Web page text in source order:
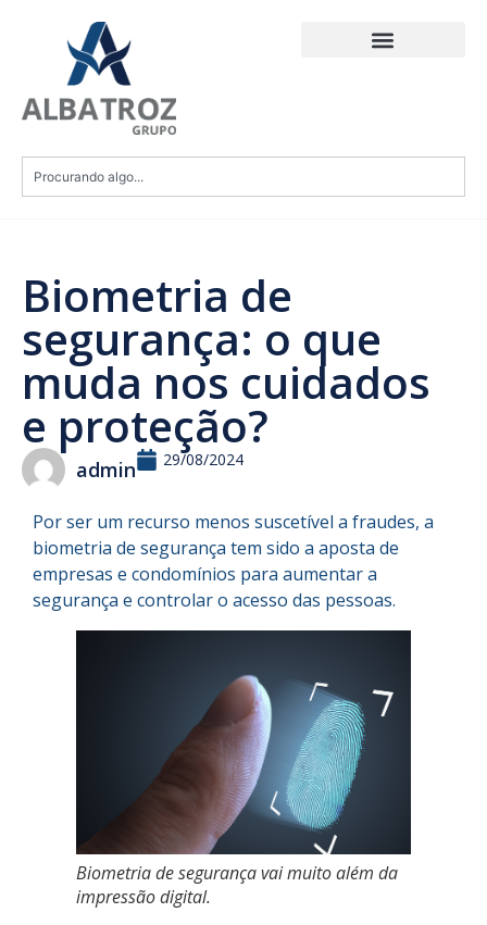
Biometria de
segurança: o que
muda nos cuidados
e proteção?
admin 29/08/2024
Por ser um recurso menos suscetível a fraudes, a
biometria de segurança tem sido a aposta de
empresas e condomínios para aumentar a
segurança e controlar o acesso das pessoas.
Biometria de segurança vai muito além da
impressão digital.